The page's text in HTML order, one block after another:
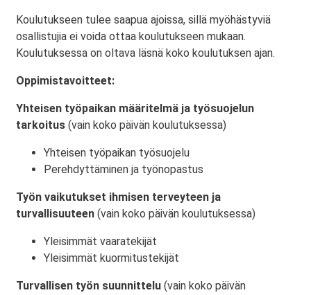
Koulutukseen tulee saapua ajoissa, sillä myöhästyviä
osallistujia ei voida ottaa koulutukseen mukaan.
Koulutuksessa on oltava läsnä koko koulutuksen ajan.
Oppimistavoitteet:
Yhteisen työpaikan määritelmä ja työsuojelun
tarkoitus (vain koko päivän koulutuksessa)
Yhteisen työpaikan työsuojelu
Perehdyttäminen ja työnopastus
Työn vaikutukset ihmisen terveyteen ja
turvallisuuteen (vain koko päivän koulutuksessa)
Yleisimmät vaaratekijät
Yleisimmät kuormitustekijät
Turvallisen työn suunnittelu (vain koko päivän